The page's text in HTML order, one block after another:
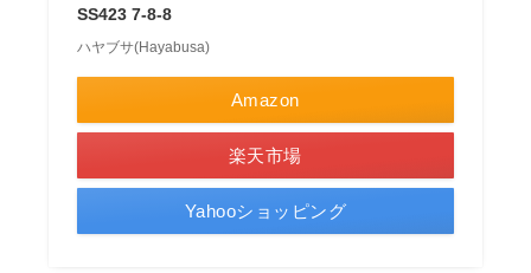
SS423 7-8-8
ハヤブサ(Hayabusa)
Amazon
楽天市場
Yahooショッピング